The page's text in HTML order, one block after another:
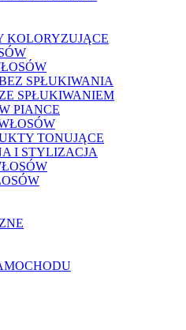
KOLORYZUJĄCE
SPŁUKIWANIA
SPŁUKIWANIEM
PIANCE
TONUJĄCE
I STYLIZACJA